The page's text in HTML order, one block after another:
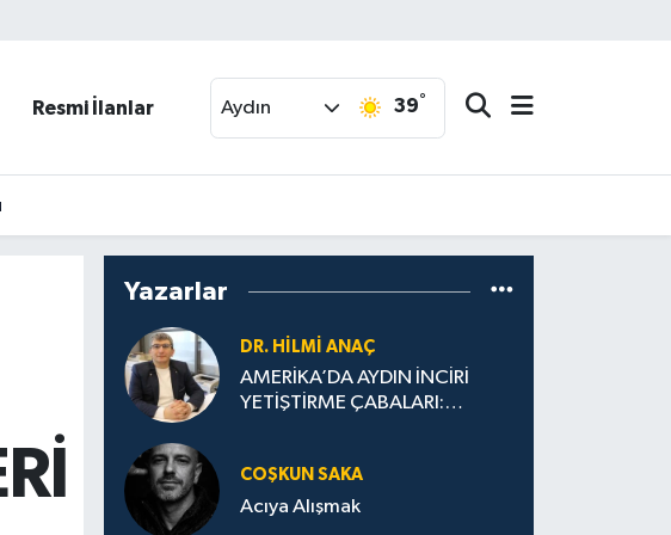
Resmi İlanlar Aydın 39°
Yazarlar
DR. HILMI ANAÇ
AMERİKA’DA AYDIN İNCİRİ
YETİŞTİRME ÇABALARI:
COŞKUN SAKA
Acıya Alışmak